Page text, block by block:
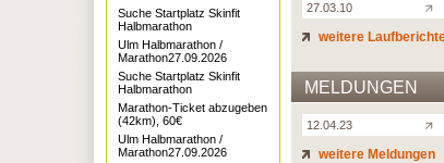
27.03.10
weitere
MELDUNGEN
12.04.23
weitere Meldungen
Suche Startplatz Skinfit
Halbmarathon
Ulm Halbmarathon /
Marathon27.09.2026
Suche Startplatz Skinfit
Halbmarathon
Marathon-Ticket abzugeben
(42km), 60€
Ulm Halbmarathon /
Marathon27.09.2026